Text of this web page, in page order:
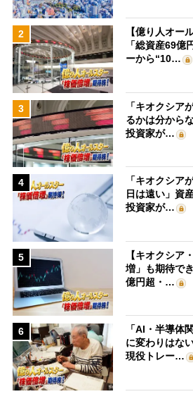
2
【億り人オー
「総資産69億
ーから“10…
3
「キオクシア
るかは分から
投資家が…
4
「キオクシア
日は遠い」資
投資家が…
5
【キオクシア
増」も期待で
億円超・…
6
「AI・半導体
に変わりはな
現役トレー…